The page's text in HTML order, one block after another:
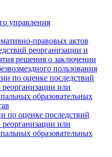
управления
правовых актов
реорганизации и
решения о заключении
пользования
по оценке последствий
или
образовательных
по оценке последствий
или
образовательных